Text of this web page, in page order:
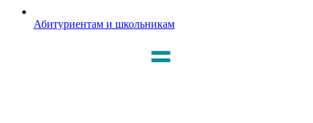
Абитуриентам и школьникам